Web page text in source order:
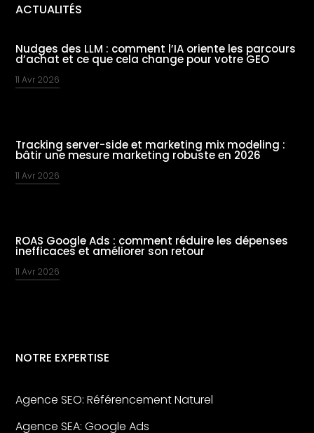
ACTUALITÉS
Nudges des LLM : comment l’IA oriente les parcours
d’achat et ce que cela change pour votre GEO
11 Avr 2026
Tracking server-side et marketing mix modeling :
bâtir une mesure marketing robuste en 2026
11 Avr 2026
ROAS Google Ads : comment réduire les dépenses
inefficaces et améliorer son retour
11 Avr 2026
NOTRE EXPERTISE
Agence SEO: Référencement Naturel
Agence SEA: Google Ads